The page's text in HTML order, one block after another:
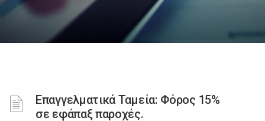
Επαγγελματικά Ταμεία: Φόρος 15%
σε εφάπαξ παροχές.